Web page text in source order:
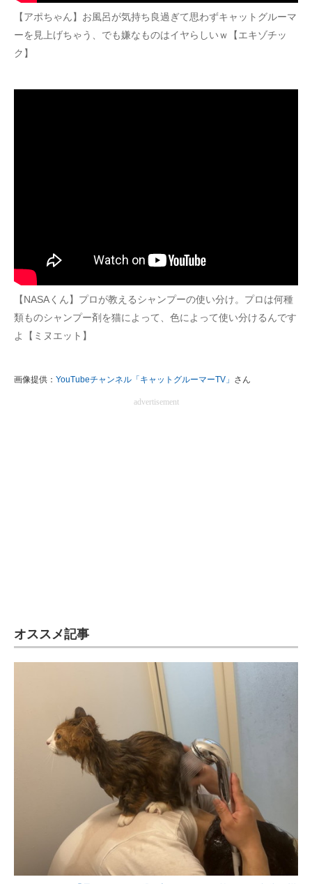
【アポちゃん】お風呂が気持ち良過ぎて思わずキャットグルーマ
ーを見上げちゃう、でも嫌なものはイヤらしいｗ【エキゾチッ
ク】
【NASAくん】プロが教えるシャンプーの使い分け。プロは何種
類ものシャンプー剤を猫によって、色によって使い分けるんです
よ【ミヌエット】
画像提供： YouTubeチャンネル「キャットグルーマーTV」 さん
advertisement
オススメ記事